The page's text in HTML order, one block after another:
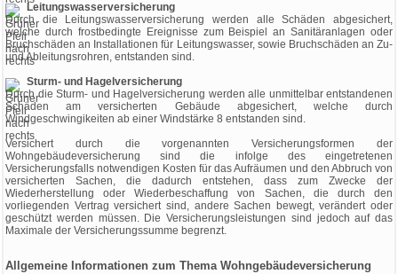
Leitungswasserversicherung
Durch die Leitungswasserversicherung werden alle Schäden abgesichert,
welche durch frostbedingte Ereignisse zum Beispiel an Sanitäranlagen oder
Bruchschäden an Installationen für Leitungswasser, sowie Bruchschäden an Zu-
und Ableitungsrohren, entstanden sind.
Sturm- und Hagelversicherung
Durch die Sturm- und Hagelversicherung werden alle unmittelbar entstandenen
Schäden am versicherten Gebäude abgesichert, welche durch
Windgeschwingikeiten ab einer Windstärke 8 entstanden sind.
Versichert durch die vorgenannten Versicherungsformen der
Wohngebäudeversicherung sind die infolge des eingetretenen
Versicherungsfalls notwendigen Kosten für das Aufräumen und den Abbruch von
versicherten Sachen, die dadurch entstehen, dass zum Zwecke der
Wiederherstellung oder Wiederbeschaffung von Sachen, die durch den
vorliegenden Vertrag versichert sind, andere Sachen bewegt, verändert oder
geschützt werden müssen. Die Versicherungsleistungen sind jedoch auf das
Maximale der Versicherungssumme begrenzt.
Allgemeine Informationen zum Thema Wohngebäudeversicherung